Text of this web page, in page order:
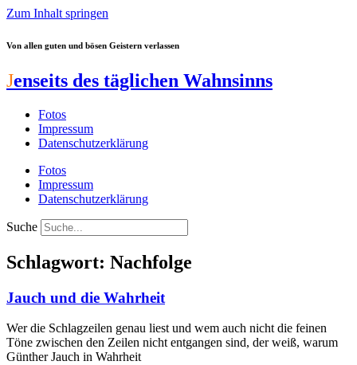
Zum Inhalt springen
Von allen guten und bösen Geistern verlassen
Jenseits des täglichen Wahnsinns
Fotos
Impressum
Datenschutzerklärung
Fotos
Impressum
Datenschutzerklärung
Suche
Schlagwort: Nachfolge
Jauch und die Wahrheit
Wer die Schlagzeilen genau liest und wem auch nicht die feinen
Töne zwischen den Zeilen nicht entgangen sind, der weiß, warum
Günther Jauch in Wahrheit